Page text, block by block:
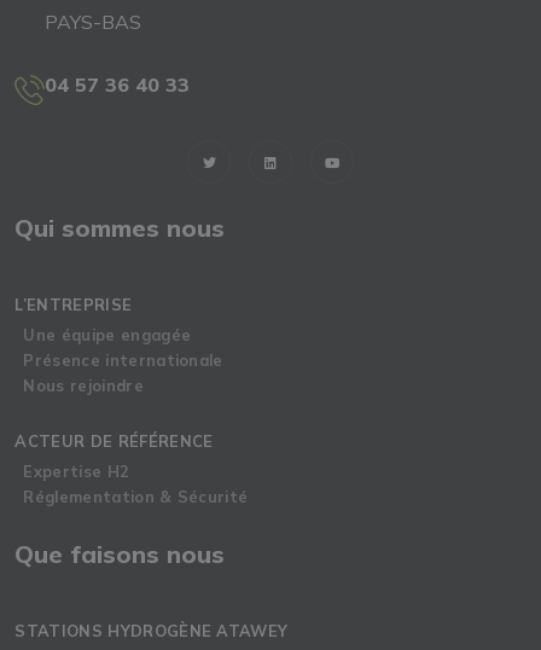
PAYS-BAS
04 57 36 40 33
Qui sommes nous
L’ENTREPRISE
Une équipe engagée
Présence internationale
Nous rejoindre
ACTEUR DE RÉFÉRENCE
Expertise H2
Réglementation & Sécurité
Que faisons nous
STATIONS HYDROGÈNE ATAWEY